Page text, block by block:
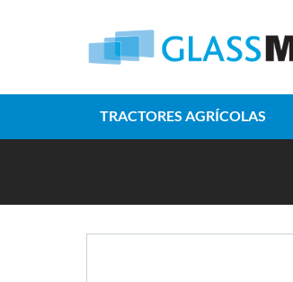
TRACTORES AGRÍCOLAS